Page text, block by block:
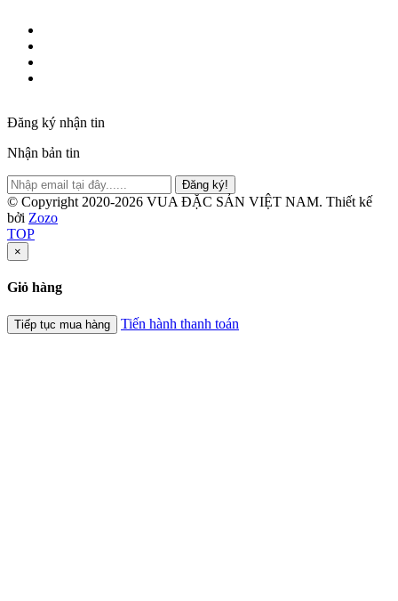
Đăng ký nhận tin
Nhận bản tin
Đăng ký!
© Copyright 2020-2026 VUA ĐẶC SẢN VIỆT NAM. Thiết kế
bởi Zozo
TOP
×
Giỏ hàng
Tiếp tục mua hàng Tiến hành thanh toán